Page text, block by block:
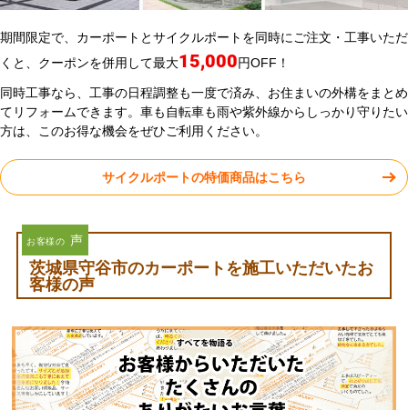
期間限定で、カーポートとサイクルポートを同時にご注文・工事いただ
くと、クーポンを併用して最大15,000円OFF！
同時工事なら、工事の日程調整も一度で済み、お住まいの外構をまとめ
てリフォームできます。車も自転車も雨や紫外線からしっかり守りたい
方は、このお得な機会をぜひご利用ください。
サイクルポートの特価商品はこちら
お客様の 声
茨城県守谷市のカーポートを施工いただいたお
客様の声